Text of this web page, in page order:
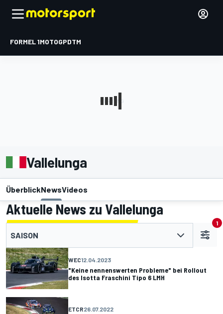
FORMEL 1MOTOGPDTM
Vallelunga
ÜberblickNewsVideos
Aktuelle News zu Vallelunga
SAISON
1
WEC12.04.2023
"Keine nennenswerten Probleme" bei Rollout
des Isotta Fraschini Tipo 6 LMH
ETCR26.07.2022